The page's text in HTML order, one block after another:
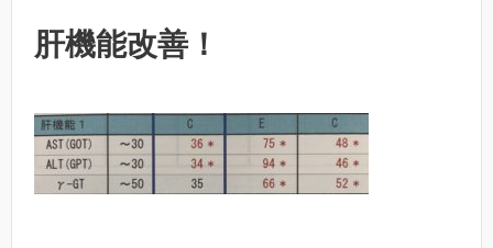
肝機能改善！